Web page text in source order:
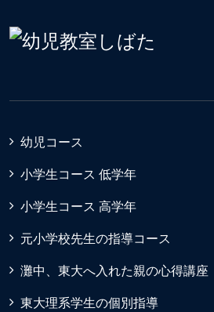
幼児コース
小学生コース 低学年
小学生コース 高学年
元小学校先生の指導コース
灘中、東大へ入れた親の心得講座
東大理系学生の個別指導